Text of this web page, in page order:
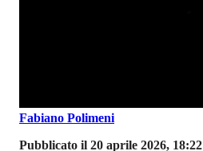
Fabiano Polimeni
Pubblicato il 20 aprile 2026, 18:22